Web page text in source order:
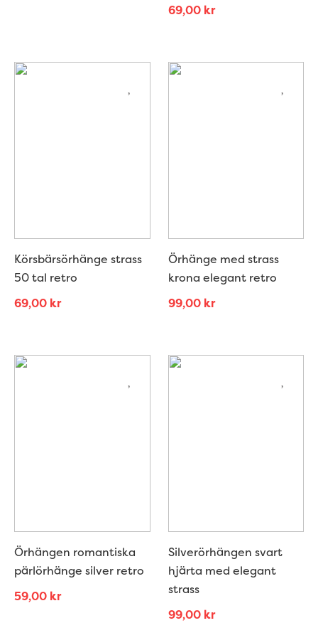
69,00 kr
Körsbärsörhänge strass
50 tal retro
69,00 kr
Örhänge med strass
krona elegant retro
99,00 kr
Örhängen romantiska
pärlörhänge silver retro
59,00 kr
Silverörhängen svart
hjärta med elegant
strass
99,00 kr